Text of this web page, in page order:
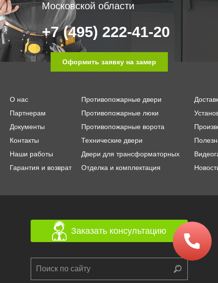
Московской области
+7 (495) 222-41-20
Оформить заявку на замер
О нас
Партнерам
Документы
Контакты
Наши работы
Гарантия и возврат
Противопожарные двери
Противопожарные люки
Противопожарные ворота
Технические двери
Двери для трансформаторных
Отделка и комплектация
Заказать консультацию